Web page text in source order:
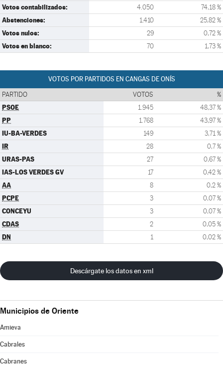
Votos contabilizados: 4.050 74,18 %
Abstenciones: 1.410 25,82 %
Votos nulos: 29 0,72 %
Votos en blanco: 70 1,73 %
VOTOS POR PARTIDOS EN CANGAS DE ONÍS
PARTIDO VOTOS %
PSOE 1.945 48,37 %
PP 1.768 43,97 %
IU-BA-VERDES 149 3,71 %
IR 28 0,7 %
URAS-PAS 27 0,67 %
IAS-LOS VERDES GV 17 0,42 %
AA 8 0,2 %
PCPE 3 0,07 %
CONCEYU 3 0,07 %
CDAS 2 0,05 %
DN 1 0,02 %
Descárgate los datos en xml
Municipios de Oriente
Amieva
Cabrales
Cabranes